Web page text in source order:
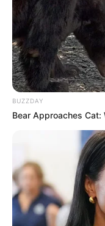
Ermənilərin
yekun qərar
77
12:25 / 06 Avqust 2026
BUZZDAY
Bear Approaches